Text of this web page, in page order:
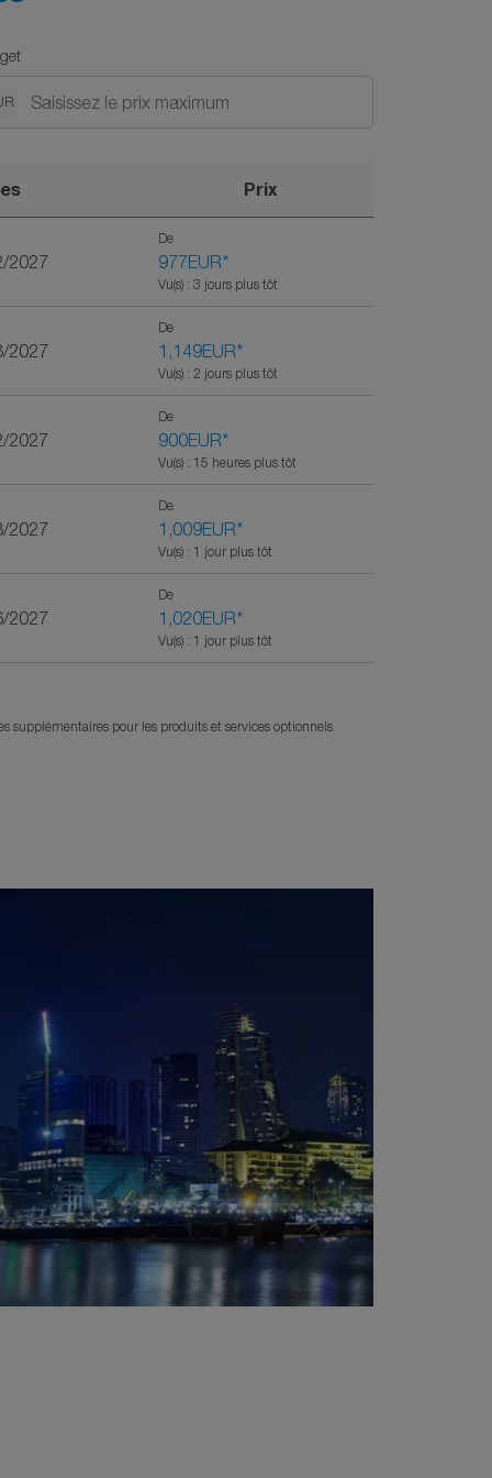
Prix
2027
De
977EUR*
Vu(s) : 3 jours plus tôt
2027
De
1,149EUR*
Vu(s) : 2 jours plus tôt
2027
De
900EUR*
Vu(s) : 15 heures plus tôt
2027
De
1,009EUR*
Vu(s) : 1 jour plus tôt
2027
De
1,020EUR*
Vu(s) : 1 jour plus tôt
supplémentaires pour les produits et services optionnels